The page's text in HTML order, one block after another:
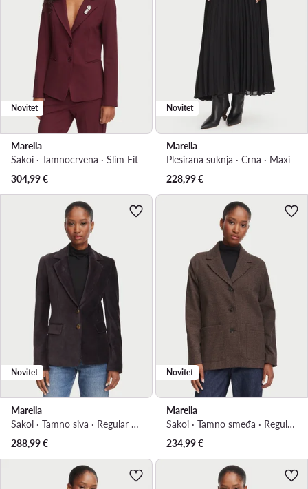
Novitet
Marella
Sakoi · Tamnocrvena · Slim Fit
304,99€
Novitet
Marella
Plesirana suknja · Crna · Maxi
228,99€
Novitet
Marella
Sakoi · Tamno siva · Regular Fit
288,99€
Novitet
Marella
Sakoi · Tamno smeđa · Regular Fit
234,99€